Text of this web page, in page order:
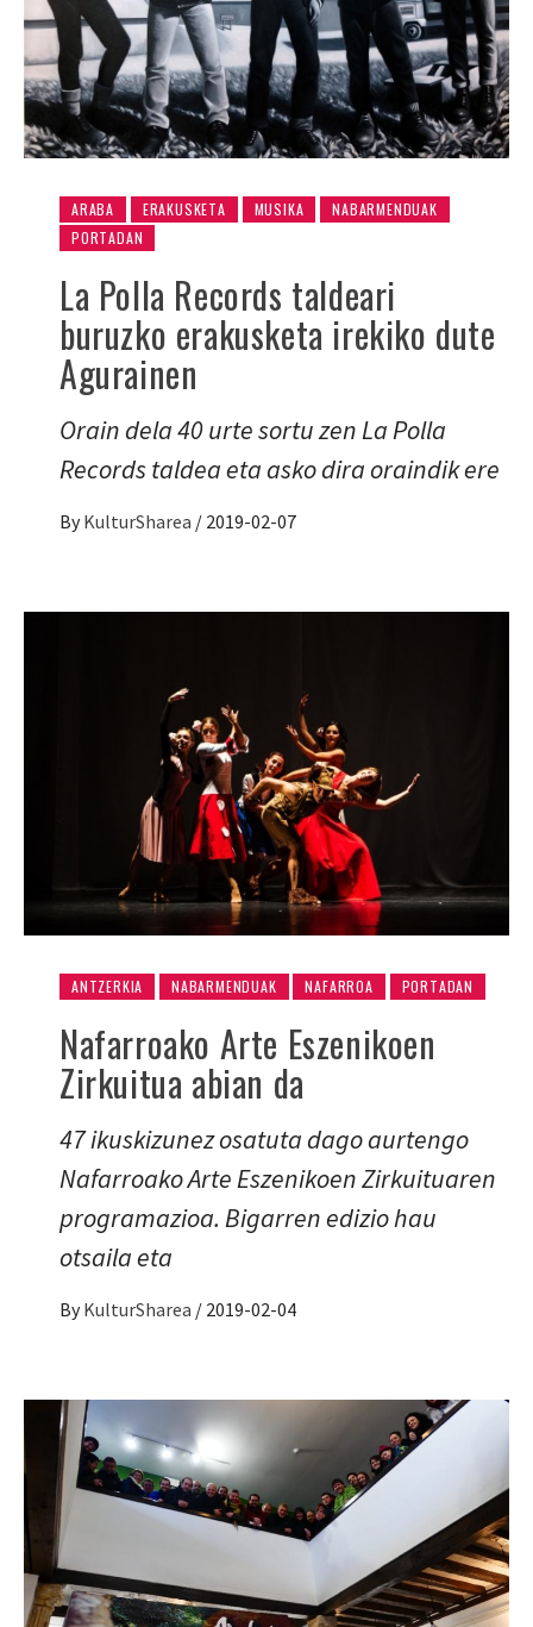
ARABA ERAKUSKETA MUSIKA
NABARMENDUAK
PORTADAN
La Polla Records taldeari
buruzko erakusketa irekiko dute
Agurainen
Orain dela 40 urte sortu zen La Polla
Records taldea eta asko dira oraindik ere
By KulturSharea / 2019-02-07
ANTZERKIA NABARMENDUAK NAFARROA PORTADAN
Nafarroako Arte Eszenikoen
Zirkuitua abian da
47 ikuskizunez osatuta dago aurtengo
Nafarroako Arte Eszenikoen Zirkuituaren
programazioa. Bigarren edizio hau
otsaila eta
By KulturSharea / 2019-02-04